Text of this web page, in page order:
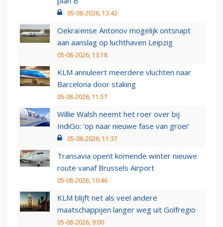
05-08-2026, 13:42
Oekraïense Antonov mogelijk ontsnapt
aan aanslag op luchthaven Leipzig
05-08-2026, 13:18
KLM annuleert meerdere vluchten naar
Barcelona door staking
05-08-2026, 11:57
Willie Walsh neemt het roer over bij
IndiGo: 'op naar nieuwe fase van groei'
05-08-2026, 11:37
Transavia opent komende winter nieuwe
route vanaf Brussels Airport
05-08-2026, 10:46
KLM blijft net als veel andere
maatschappijen langer weg uit Golfregio
05-08-2026, 9:00